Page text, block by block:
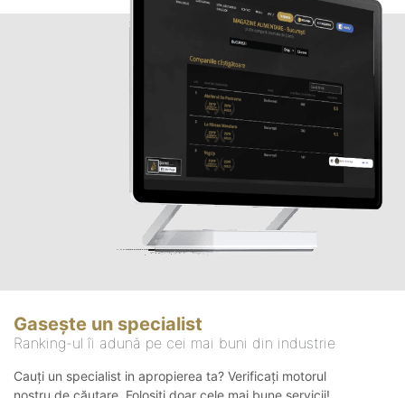
Gasește un specialist
Ranking-ul îi adună pe cei mai buni din industrie
Cauți un specialist in apropierea ta? Verificați motorul
nostru de căutare. Folosiți doar cele mai bune servicii!